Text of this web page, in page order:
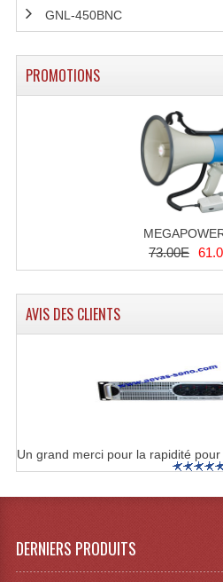
Embases Pour
Pendrillon Et
Pieds De
Ponts -
Praticable Et
Structure Et Angles
Structures
Tour De Travail Et
Flight-Case (s) Et
Flight Case
GNL-450BNC
PROMOTIONS
73.00E
AVIS DES CLIENTS
Un grand merci pour la rapidité pour
DERNIERS PRODUITS